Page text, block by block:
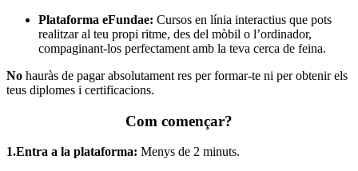
Plataforma eFundae: Cursos en línia interactius que pots
realitzar al teu propi ritme, des del mòbil o l’ordinador,
compaginant-los perfectament amb la teva cerca de feina.
No hauràs de pagar absolutament res per formar-te ni per obtenir els
teus diplomes i certificacions.
Com començar?
1.Entra a la plataforma: Menys de 2 minuts.